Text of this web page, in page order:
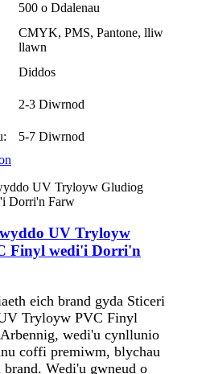
500 o Ddalenau
CMYK, PMS, Pantone, lliw
llawn
Diddos
2-3 Diwrnod
5-7 Diwrnod
UV Tryloyw
Finyl wedi'i Dorri'n
eich brand gyda Sticeri
Tryloyw PVC Finyl
wedi'u cynllunio
coffi premiwm, blychau
Wedi'u gwneud o